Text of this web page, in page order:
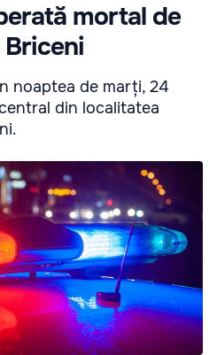
mortal de
noaptea de marți, 24
din localitatea